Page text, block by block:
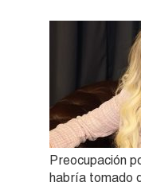
Preocupación
habría tomado